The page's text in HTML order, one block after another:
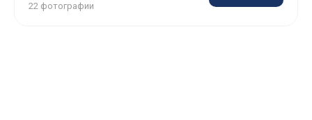
22 фотографии